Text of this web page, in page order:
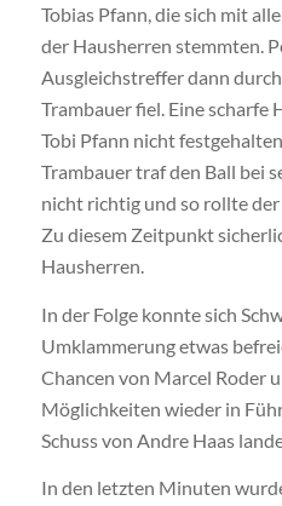
Tobias Pfann, die sich mit
der Hausherren stemmten.
Ausgleichstreffer dann
Trambauer fiel. Eine scharfe
Tobi Pfann nicht
Trambauer traf den Ball bei
nicht richtig und so rollte der
Zu diesem Zeitpunkt
Hausherren.
In der Folge konnte sich
Umklammerung etwas
Chancen von Marcel Roder
Möglichkeiten wieder in
Schuss von Andre Haas
In den letzten Minuten